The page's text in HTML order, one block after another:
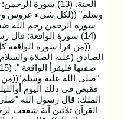
الجنة. (13) سورة
وسلم" ((لكل شىء عروس
سورة الرحمن رحم الله
(14) سورة الواقعة:
((من قرأ سورة الواقعة
الصادق (عليه الصلاة
"صلى الله عليه وسلم"((من
الملك: قال رسول الله
القرآن ثلاثين آية شفعت